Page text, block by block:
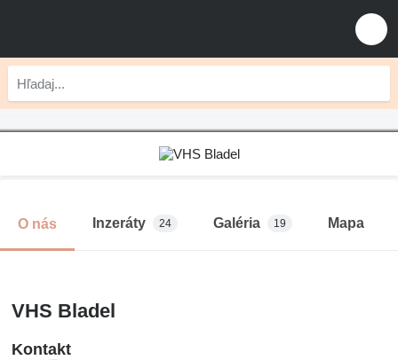
O nás Inzeráty 24 Galéria 19 Mapa
VHS Bladel
Kontakt